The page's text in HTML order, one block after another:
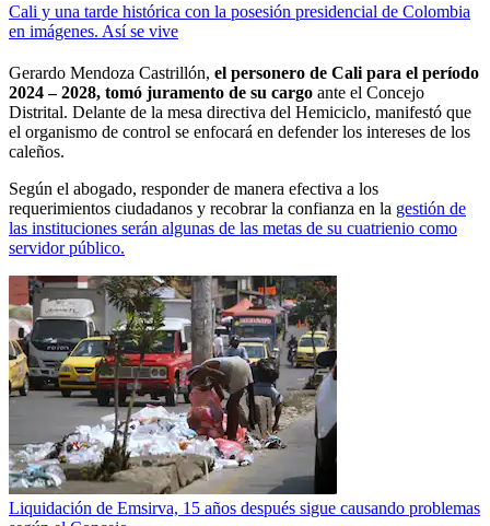
Cali y una tarde histórica con la posesión presidencial de Colombia
en imágenes. Así se vive
Gerardo Mendoza Castrillón, el personero de Cali para el período
2024 – 2028, tomó juramento de su cargo ante el Concejo
Distrital. Delante de la mesa directiva del Hemiciclo, manifestó que
el organismo de control se enfocará en defender los intereses de los
caleños.
Según el abogado, responder de manera efectiva a los
requerimientos ciudadanos y recobrar la confianza en la gestión de
las instituciones serán algunas de las metas de su cuatrienio como
servidor público.
Liquidación de Emsirva, 15 años después sigue causando problemas